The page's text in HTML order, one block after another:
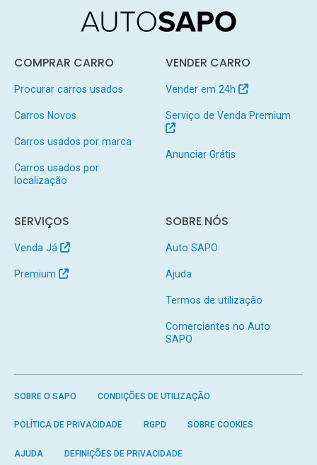
COMPRAR CARRO
Procurar carros usados
Carros Novos
Carros usados por marca
Carros usados por
localização
VENDER CARRO
Vender em 24h
Serviço de Venda Premium
Anunciar Grátis
SERVIÇOS
Venda Já
Premium
SOBRE NÓS
Auto SAPO
Ajuda
Termos de utilização
Comerciantes no Auto
SAPO
SOBRE O SAPO CONDIÇÕES DE UTILIZAÇÃO
POLÍTICA DE PRIVACIDADE RGPD SOBRE COOKIES
AJUDA DEFINIÇÕES DE PRIVACIDADE